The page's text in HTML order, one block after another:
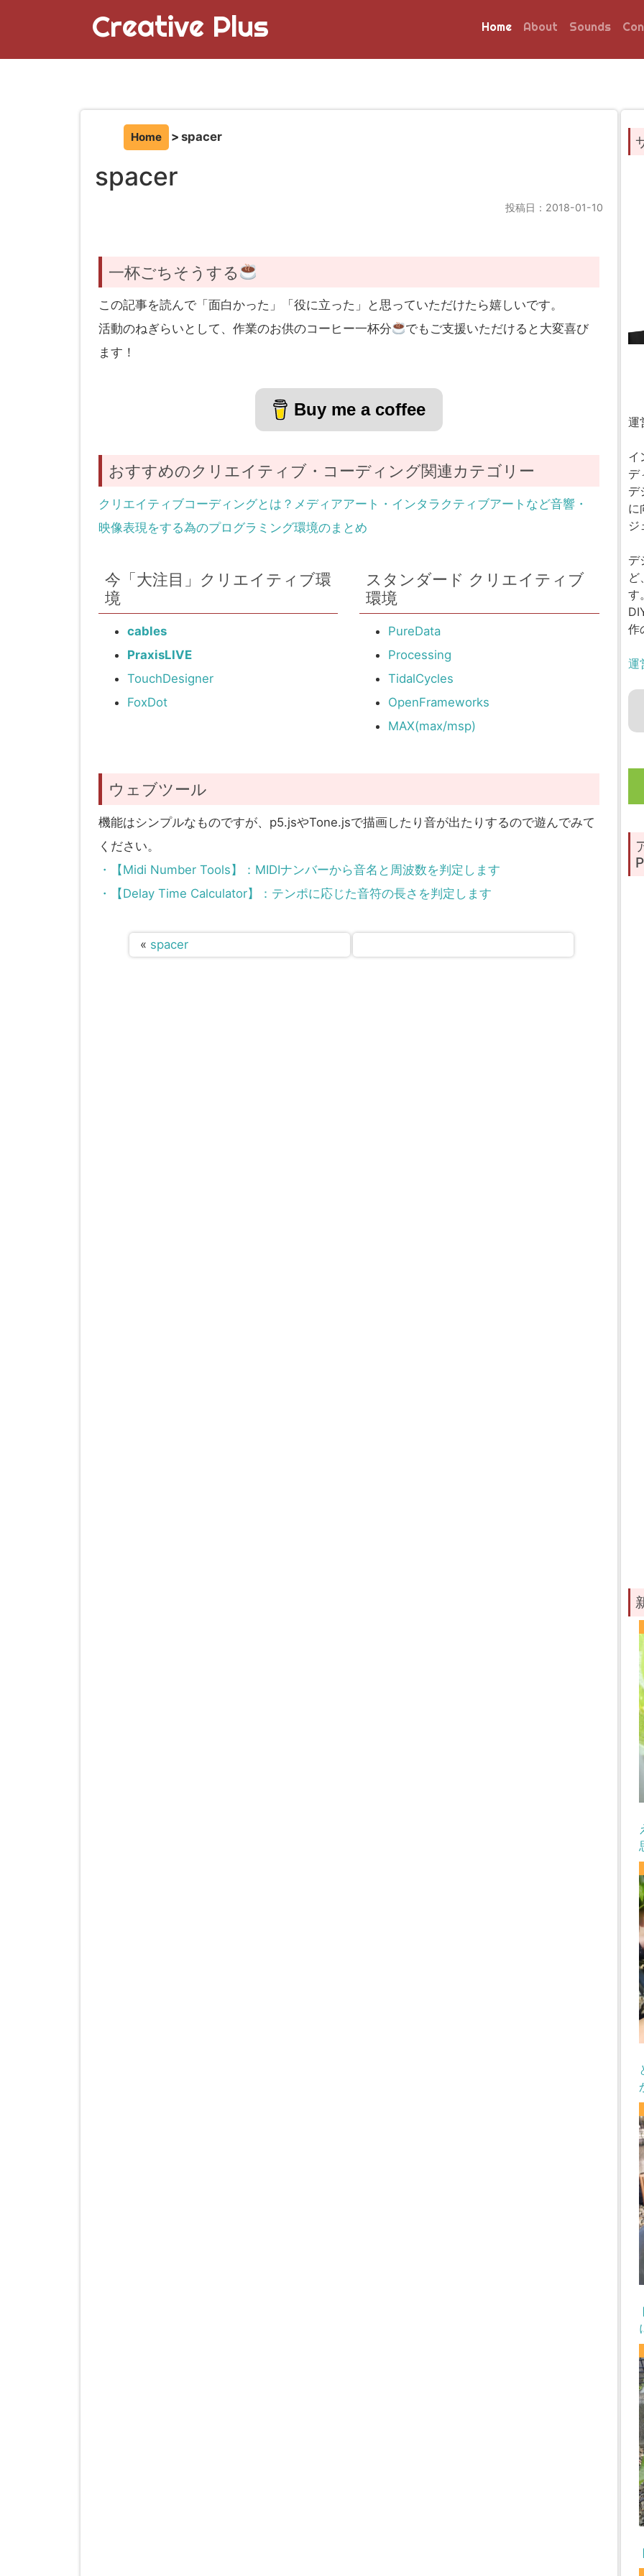
Creative Plus Home About Sounds
Home spacer
spacer
投稿日：2018-01-10
一杯ごちそうする
この記事を読んで「面白かった」「役に立った」と思っていただけたら嬉しいです。
活動のねぎらいとして、作業のお供のコーヒー一杯分
でもご支援いただけると大変喜び
ます！
Buy me a coffee
おすすめのクリエイティブ・コーディング関連カテゴリー
クリエイティブコーディングとは？メディアアート・インタラクティブアートなど音響・
映像表現をする為のプログラミング環境のまとめ
今「大注目」クリエイティブ環
境
cables
PraxisLIVE
TouchDesigner
FoxDot
スタンダード クリエイティブ
環境
PureData
Processing
TidalCycles
OpenFrameworks
MAX(max/msp)
ウェブツール
機能はシンプルなものですが、p5.jsやTone.jsで描画したり音が出たりするので遊んでみて
ください。
・【Midi Number Tools】：MIDIナンバーから音名と周波数を判定します
・【Delay Time Calculator】：テンポに応じた音符の長さを判定します
« spacer
運
イ
デ
デ
に
ジ
デ
ど
す
作
運